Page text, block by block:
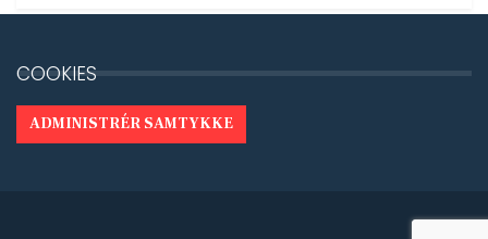
COOKIES
ADMINISTRÉR SAMTYKKE